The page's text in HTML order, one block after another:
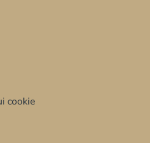
cookie